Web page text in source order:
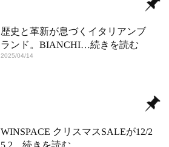
歴史と革新が息づくイタリアンブ
ランド。BIANCHI…続きを読む
2025/04/14
WINSPACE クリスマスSALEが12/2